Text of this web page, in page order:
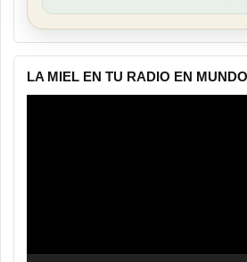
LA MIEL EN TU RADIO EN